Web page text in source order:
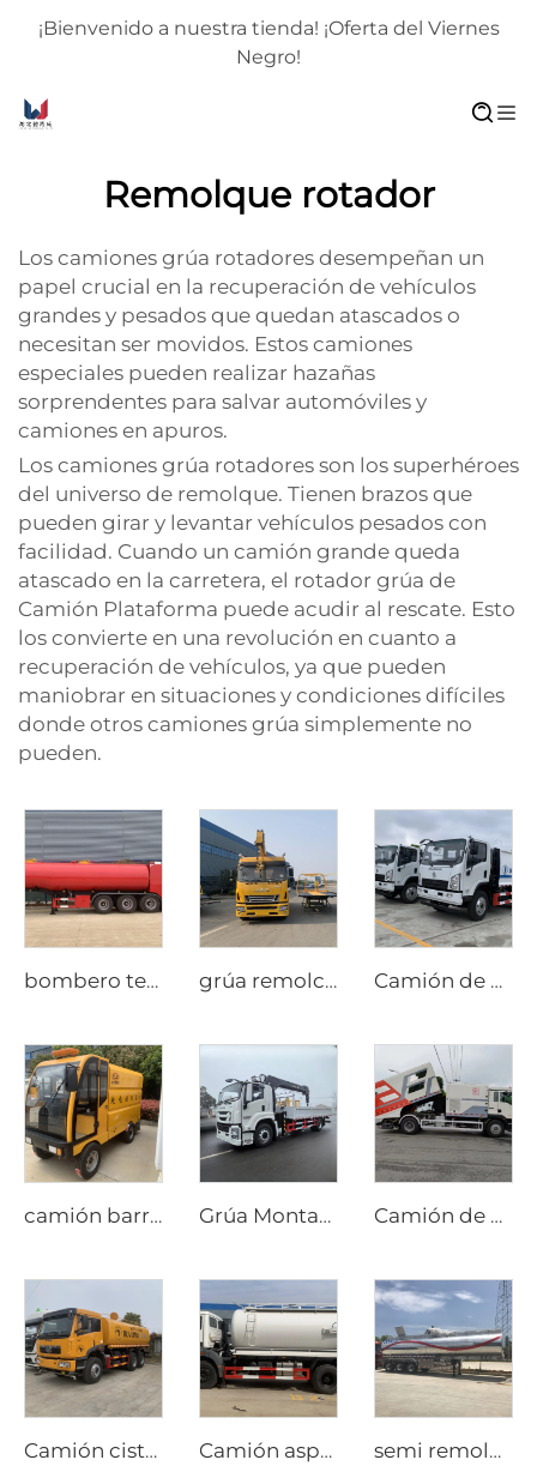
¡Bienvenido a nuestra tienda! ¡Oferta del Viernes
Negro!
Remolque rotador
Los camiones grúa rotadores desempeñan un
papel crucial en la recuperación de vehículos
grandes y pesados que quedan atascados o
necesitan ser movidos. Estos camiones
especiales pueden realizar hazañas
sorprendentes para salvar automóviles y
camiones en apuros.
Los camiones grúa rotadores son los superhéroes
del universo de remolque. Tienen brazos que
pueden girar y levantar vehículos pesados con
facilidad. Cuando un camión grande queda
atascado en la carretera, el rotador grúa de
Camión Plataforma puede acudir al rescate. Esto
los convierte en una revolución en cuanto a
recuperación de vehículos, ya que pueden
maniobrar en situaciones y condiciones difíciles
donde otros camiones grúa simplemente no
pueden.
bombero teñidor grúa remolcadora Camión de basura compacto SHACMAN de 6 CBM
camión barredor mini Grúa Montada en Camión Isuzu Giga FTR 205 hp Camión de Limpieza de Calles a Alta Presión
Camión cisterna FAW 6x4 Camión aspirador de residuos Beiben de 8000 litros semi remolque de tanque de aluminio de 3 ejes